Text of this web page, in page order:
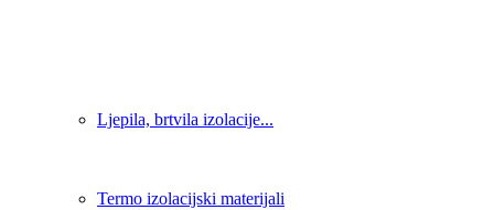
Ljepila, brtvila izolacije...
Termo izolacijski materijali